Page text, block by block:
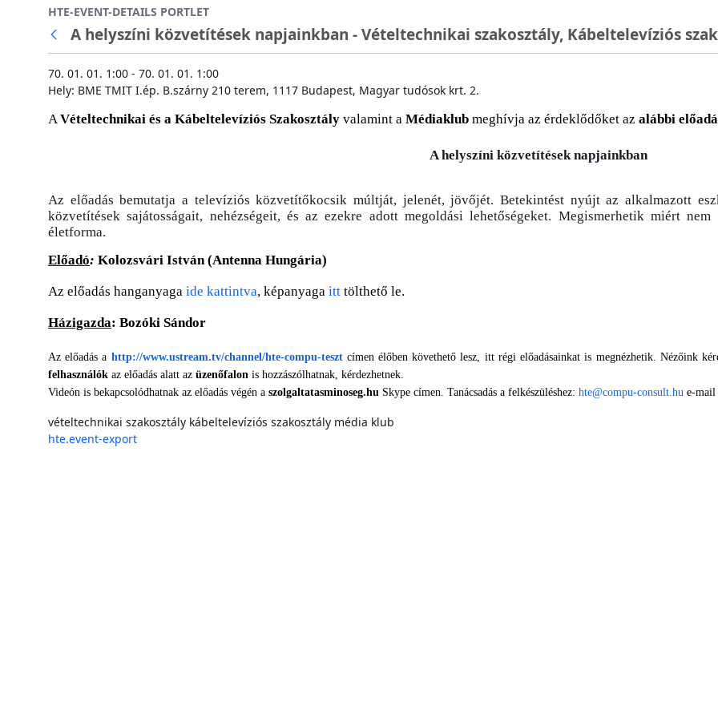
Ugrás a fő tartalomhoz
HTE-EVENT-DETAILS PORTLET
A helyszíni közvetítések napjainkban - Vételtechnikai szakosztály, Kábeltelevíziós
70. 01. 01. 1:00 - 70. 01. 01. 1:00
Hely: BME TMIT I.ép. B.szárny 210 terem, 1117 Budapest, Magyar tudósok krt. 2.
A Vételtechnikai és a Kábeltelevíziós Szakosztály valamint a Médiaklub meghívja az érdeklődőket az alábbi
A helyszíni közvetítések napjainkban
Az előadás bemutatja a televíziós közvetítőkocsik múltját, jelenét, jövőjét. Betekintést nyújt az alkalmazott
közvetítések sajátosságait, nehézségeit, és az ezekre adott megoldási lehetőségeket. Megismerhetik miért
életforma.
Előadó: Kolozsvári István (Antenna Hungária)
Az előadás hanganyaga ide kattintva, képanyaga itt tölthető le.
Házigazda: Bozóki Sándor
Az előadás a http://www.ustream.tv/channel/hte-compu-tesztcímen élőben követhető lesz, itt régi előadásainkat is megnézhetik. Nézőink
felhasználók az előadás alatt az üzenőfalon is hozzászólhatnak, kérdezhetnek.
Videón is bekapcsolódhatnak az előadás végén a szolgaltatasminoseg.hu Skype címen. Tanácsadás a felkészüléshez: hte@compu-consult.hu e-mail
vételtechnikai szakosztály kábeltelevíziós szakosztály média klub
hte.event-export